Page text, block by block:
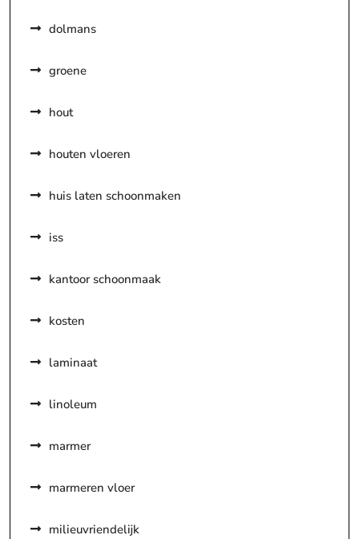
dolmans
groene
hout
houten vloeren
huis laten schoonmaken
iss
kantoor schoonmaak
kosten
laminaat
linoleum
marmer
marmeren vloer
milieuvriendelijk